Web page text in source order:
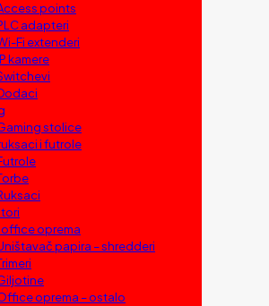
points
adapteri
Fi extenderi
kamere
stolice
i futrole
oprema
papira – shredderi
oprema – ostalo